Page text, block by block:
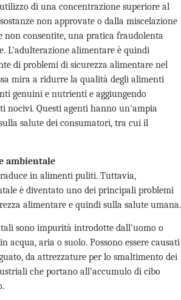
di una concentrazione superiore al
non approvate o dalla miscelazione
non consentite, una pratica fraudolenta
L'adulterazione alimentare è quindi
di problemi di sicurezza alimentare nel
mira a ridurre la qualità degli alimenti
genuini e nutrienti e aggiungendo
nocivi. Questi agenti hanno un'ampia
salute dei consumatori, tra cui il
ambientale
in alimenti puliti. Tuttavia,
è diventato uno dei principali problemi
alimentare e quindi sulla salute umana.
sono impurità introdotte dall'uomo o
acqua, aria o suolo. Possono essere causati
da attrezzature per lo smaltimento dei
che portano all'accumulo di cibo